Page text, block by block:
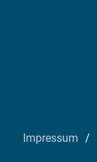
Impressum